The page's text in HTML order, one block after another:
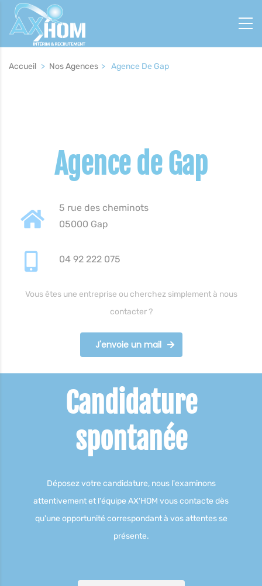
Fil
Accueil > Nos Agences > Agence De Gap
Agence de Gap
5 rue des cheminots
05000 Gap
04 92 222 075
Vous êtes une entreprise ou cherchez simplement à nous
contacter ?
J'envoie un mail
Candidature
spontanée
Déposez votre candidature, nous l'examinons
attentivement et l'équipe AX'HOM vous contacte dès
qu'une opportunité correspondant à vos attentes se
présente.
Panneau de gestion des cookies